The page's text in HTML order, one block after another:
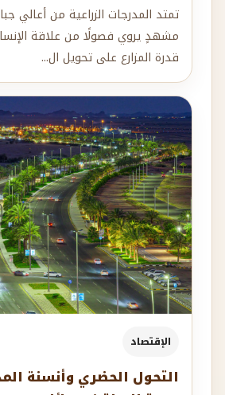
تمتد المدرجات الزراعية من أعالي
مشهدٍ يروي فصولًا من علاقة
قدرة المزارع على تحويل ال...
الإقتصاد
التحول الحضري وأنسنة